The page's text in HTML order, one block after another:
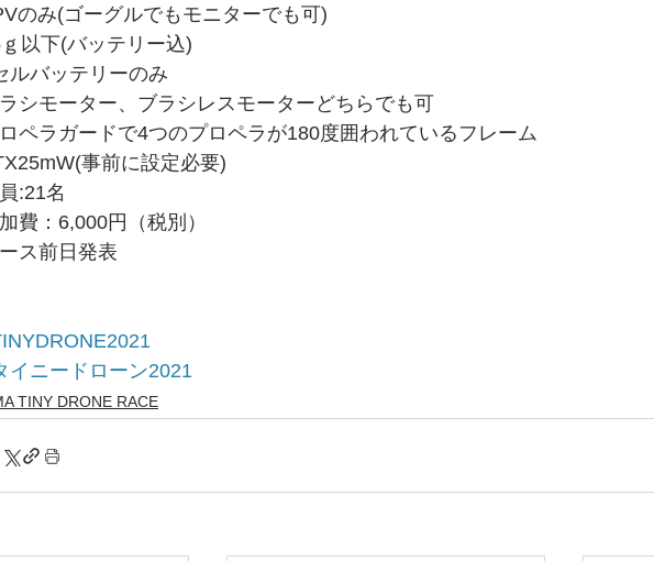
のみ(ゴーグルでもモニターでも可)
以下(バッテリー込)
ルバッテリーのみ
シモーター、ブラシレスモーターどちらでも可
ペラガードで4つのプロペラが180度囲われているフレーム
事前に設定必要)
:21名
費：6,000円（税別）
ス前日発表
イニードローン2021
TINY DRONE RACE